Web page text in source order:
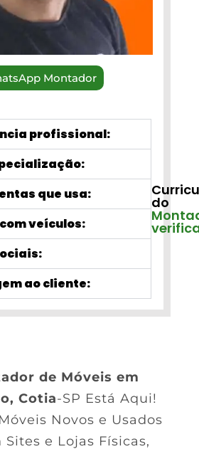
Montador
do
profissional:
que usa:
veículos:
ao cliente:
de Móveis em
Cotia-SP Está Aqui!
Novos e Usados
e Lojas Físicas,